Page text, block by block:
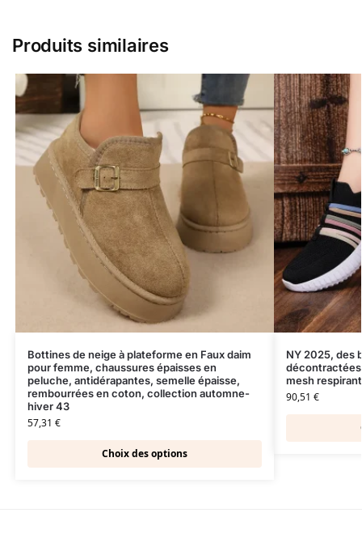
Produits similaires
Bottines de neige à plateforme en Faux daim
pour femme, chaussures épaisses en
peluche, antidérapantes, semelle épaisse,
rembourrées en coton, collection automne-
hiver 43
57,31 €
Choix des options
NY 2025, des
mesh
90,51 €